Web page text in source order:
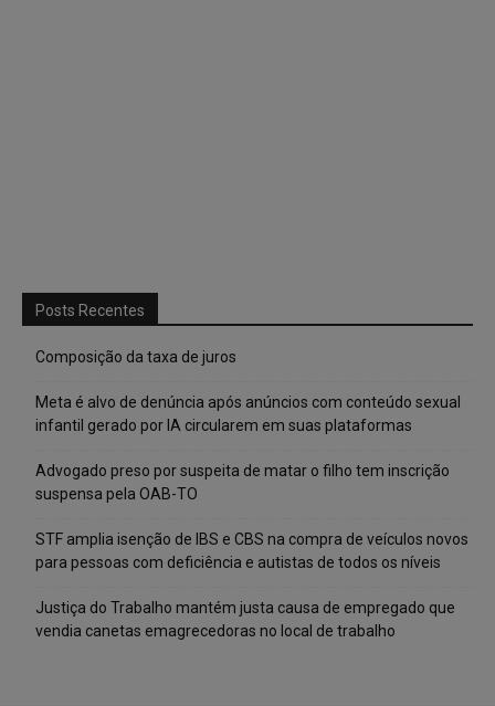
Posts Recentes
Composição da taxa de juros
Meta é alvo de denúncia após anúncios com conteúdo sexual
infantil gerado por IA circularem em suas plataformas
Advogado preso por suspeita de matar o filho tem inscrição
suspensa pela OAB-TO
STF amplia isenção de IBS e CBS na compra de veículos novos
para pessoas com deficiência e autistas de todos os níveis
Justiça do Trabalho mantém justa causa de empregado que
vendia canetas emagrecedoras no local de trabalho